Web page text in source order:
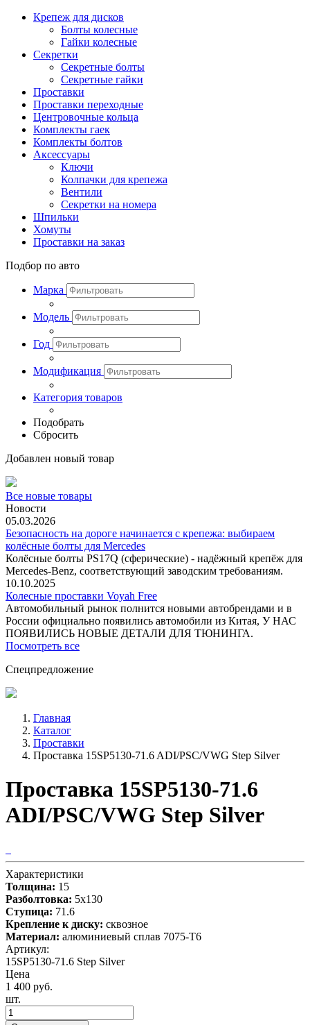
Крепеж для дисков
Болты колесные
Гайки колесные
Секретки
Секретные болты
Секретные гайки
Проставки
Проставки переходные
Центровочные кольца
Комплекты гаек
Комплекты болтов
Аксессуары
Ключи
Колпачки для крепежа
Вентили
Секретки на номера
Шпильки
Хомуты
Проставки на заказ
Подбор по авто
Марка
Модель
Год
Модификация
Категория товаров
Подобрать
Сбросить
Добавлен новый товар
Все новые товары
Новости
05.03.2026
Безопасность на дороге начинается с крепежа: выбираем
колёсные болты для Mercedes
Колёсные болты PS17Q (сферические) - надёжный крепёж для
Mercedes‑Benz, соответствующий заводским требованиям.
10.10.2025
Колесные проставки Voyah Free
Автомобильный рынок полнится новыми автобрендами и в
России официально появились автомобили из Китая, У НАС
ПОЯВИЛИСЬ НОВЫЕ ДЕТАЛИ ДЛЯ ТЮНИНГА.
Посмотреть все
Спецпредложение
Главная
Каталог
Проставки
Проставка 15SP5130-71.6 ADI/PSC/VWG Step Silver
Проставка 15SP5130-71.6
ADI/PSC/VWG Step Silver
Характеристики
Толщина: 15
Разболтовка: 5x130
Ступица: 71.6
Крепление к диску: сквозное
Материал: алюминиевый сплав 7075-T6
Артикул:
15SP5130-71.6 Step Silver
Цена
1 400 руб.
шт.